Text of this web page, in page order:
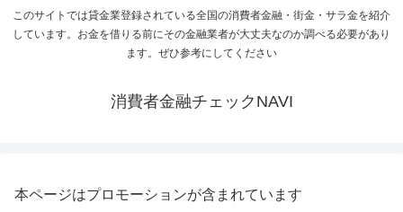
このサイトでは貸金業登録されている全国の消費者金融・街金・サラ金を紹介
しています。お金を借りる前にその金融業者が大丈夫なのか調べる必要があり
ます。ぜひ参考にしてください
消費者金融チェックNAVI
本ページはプロモーションが含まれています